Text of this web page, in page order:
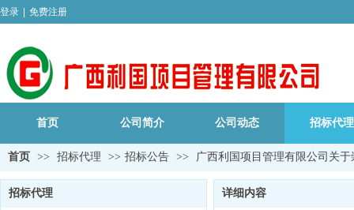
登录 免费注册
首页 公司简介 公司动态 招标代理
首页 >> 招标代理 >> 招标公告 >> 广西利国项目管理有限公司关
招标代理 详细内容